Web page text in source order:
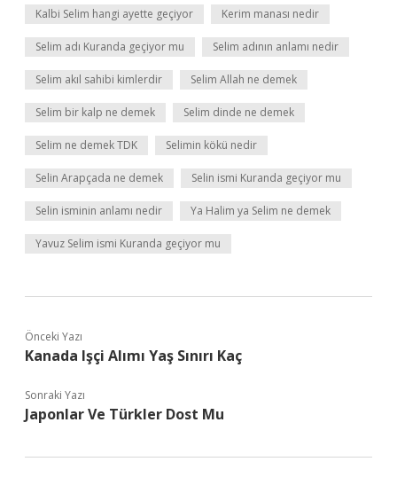
Kalbi Selim hangi ayette geçiyor Kerim manası nedir
Selim adı Kuranda geçiyor mu Selim adının anlamı nedir
Selim akıl sahibi kimlerdir Selim Allah ne demek
Selim bir kalp ne demek Selim dinde ne demek
Selim ne demek TDK Selimin kökü nedir
Selin Arapçada ne demek Selin ismi Kuranda geçiyor mu
Selin isminin anlamı nedir Ya Halim ya Selim ne demek
Yavuz Selim ismi Kuranda geçiyor mu
Önceki Yazı
Kanada Işçi Alımı Yaş Sınırı Kaç
Sonraki Yazı
Japonlar Ve Türkler Dost Mu